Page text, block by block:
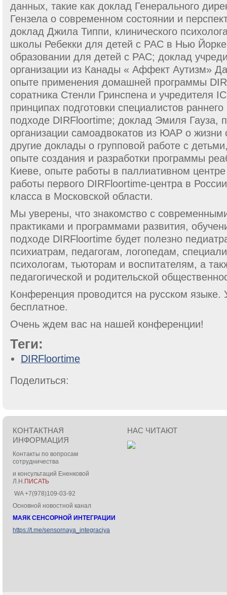
данных, такие как доклад Генерального
Гензела о современном состоянии и
доклад Джила Типпи, клинического
школы Ребекки для детей с РАС в Нью
образовании для детей с РАС; доклад
организации из Канады « Аффект Аутизм»
опыте применения домашней программы
соратника Стенли Гринспена и учредителя
принципах подготовки специалистов
подходе DIRFloortimе; доклад Эмиля Гауза,
организации самоадвокатов из ЮАР о жизни
другие доклады о групповой работе с
опыте создания и разработки программы
Киеве, опыте работы в паллиативном
работы первого DIRFloortime-центра в
класса в Московской области.
Мы уверены, что знакомство с
практиками и программами развития,
подходе DIRFloortime будет полезно
психиатрам, педагогам, логопедам,
психологам, тьюторам и воспитателям, а
педагогической и родительской
Конференция проводится на русском языке.
бесплатное.
Очень ждем вас на нашей конференции!
Теги:
DIRFloortime
Поделиться:
КОНТАКТНАЯ
ИНФОРМАЦИЯ
Контакты по вопросам
сотрудничества
и консультаций Ененковой
Л.Н.ПИСАТЬ
WA +7(978)109-03-92
Основной новостной канал
МАЯК СЕНСОРНОЙ ИНТЕГРАЦИИ
https://t.me/sensornaya_integraciya
НАС ЧИТАЮТ